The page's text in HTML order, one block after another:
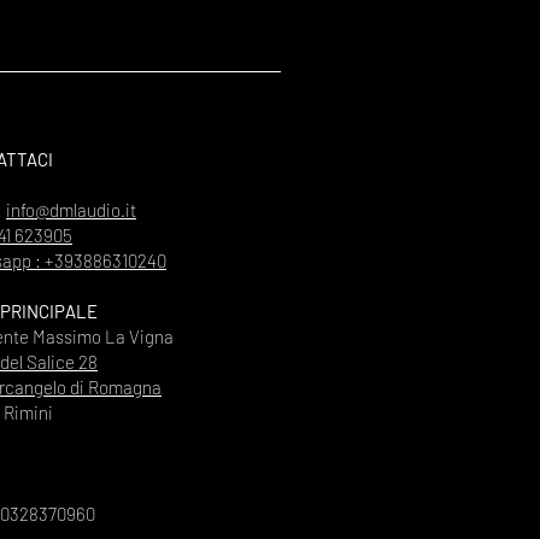
info@dmlaudio.it
623905
: +393886310240
Massimo La Vigna
Salice 28
di Romagna
Rimini